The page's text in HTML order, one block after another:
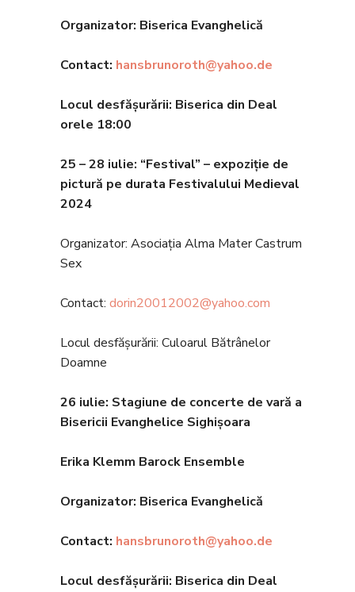
Organizator: Biserica Evanghelică
Contact: hansbrunoroth@yahoo.de
Locul desfășurării: Biserica din Deal
orele 18:00
25 – 28 iulie: “Festival” – expoziție de
pictură pe durata Festivalului Medieval
2024
Organizator: Asociația Alma Mater Castrum
Sex
Contact: dorin20012002@yahoo.com
Locul desfășurării: Culoarul Bătrânelor
Doamne
26 iulie: Stagiune de concerte de vară a
Bisericii Evanghelice Sighișoara
Erika Klemm Barock Ensemble
Organizator: Biserica Evanghelică
Contact: hansbrunoroth@yahoo.de
Locul desfășurării: Biserica din Deal